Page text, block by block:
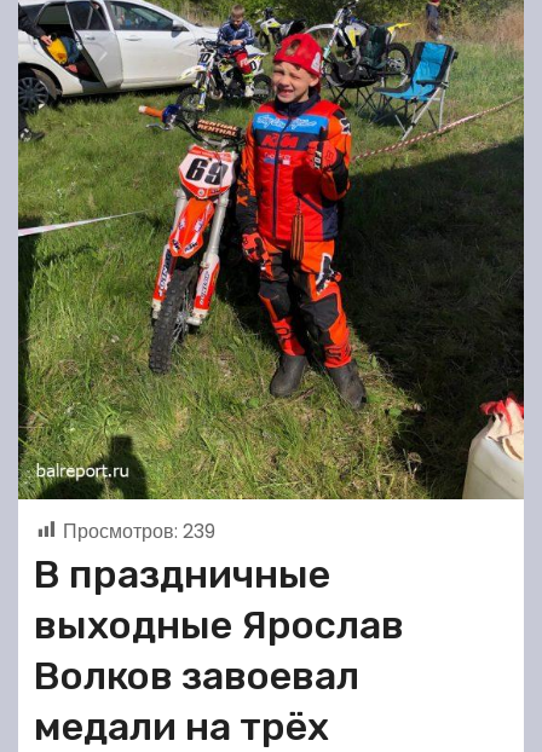
Просмотров: 239
В праздничные
выходные Ярослав
Волков завоевал
медали на трёх